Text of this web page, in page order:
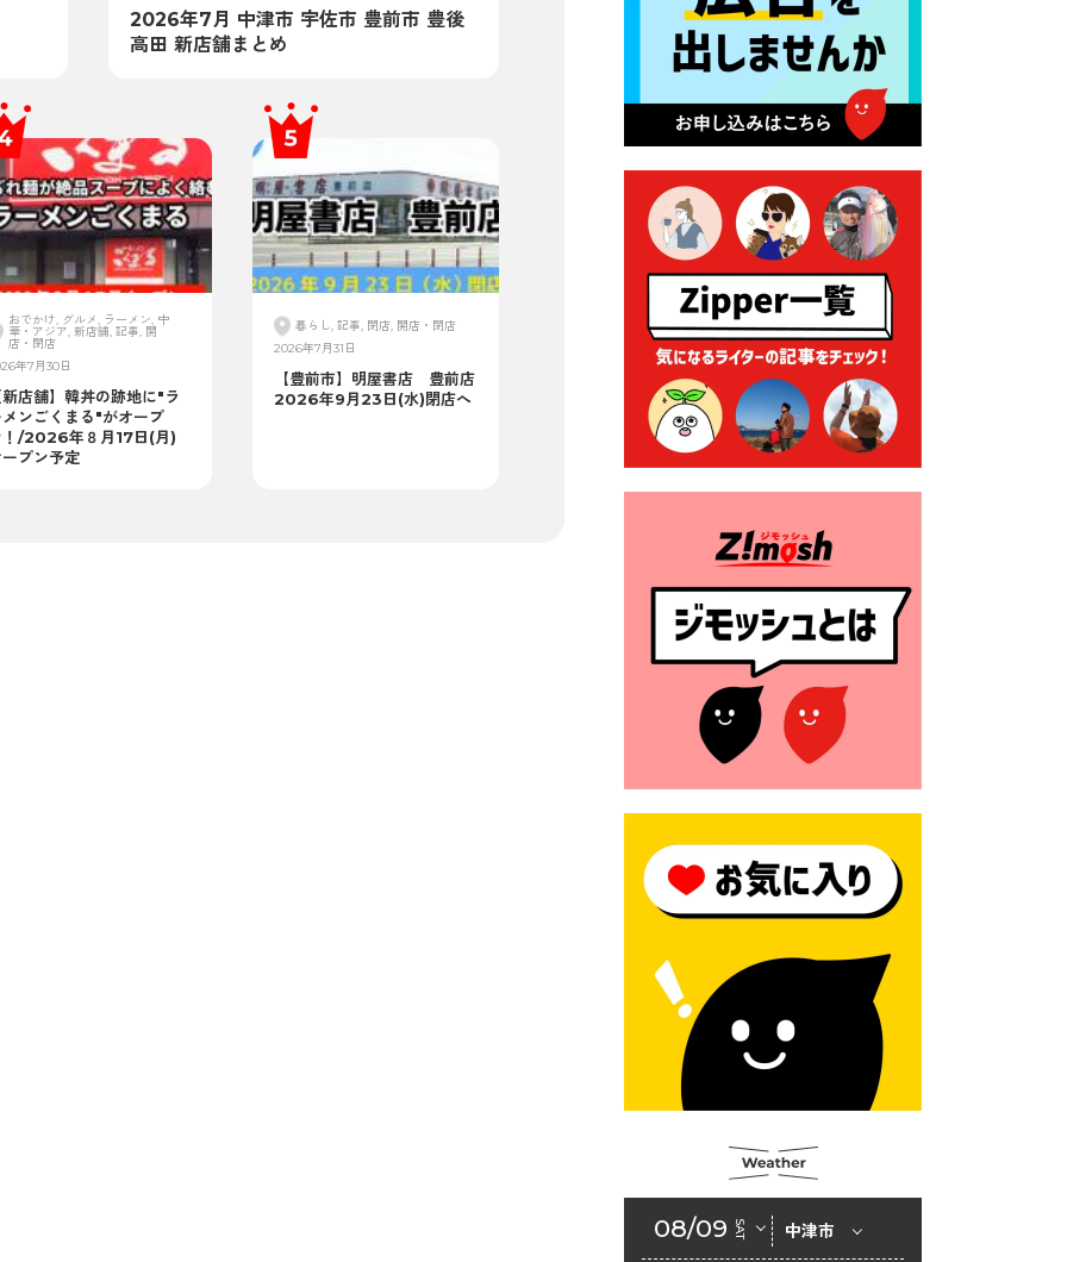
2026年7月 中津市 宇佐市 豊前市 豊後
高田 新店舗まとめ
おでかけ, グルメ, ラーメン, 中
華・アジア, 新店舗, 記事, 開
店・閉店
年7月30日
店舗】韓丼の跡地に"ラ
ンごくまる"がオープ
！/2026年８月17日(月)
プン予定
暮らし, 記事, 閉店, 開店・閉店
2026年7月31日
【豊前市】明屋書店 豊前店
2026年9月23日(水)閉店へ
団体 「北埔八音団・楽善軒」
公演開催のお知らせ
ンディング型ふるさと納税の
実施について
2026年7月9日 農地法等に係
る各種申請に係る登記事項証
明書の添付省略について
2026年7月9日 廃食用油の回
収
2026年7月7日 「おゆずりコ
ーナー」について
2026年7月1日 豊前市民プール
一般開放
（令和８年４月１日施行）
格改定
2026年6月23日 公告一覧（市
内業者対象）を更新しまし
2026年6月23日 （一財）豊前
市佐野・則尾育英会奨学生募
2026年6月18日 セアカゴケグ
モにご注意ください！
ェルターの指定
2026年6月10日 令和８年経済
センサス-活動調査
2026年6月9日 令和８年第３
回定例会「一般質問一覧表」
2026年6月5日 新婚世帯の家
2026年6月2日 戸籍に氏名の
振り仮名が記載されます
08/09 SAT 中津市